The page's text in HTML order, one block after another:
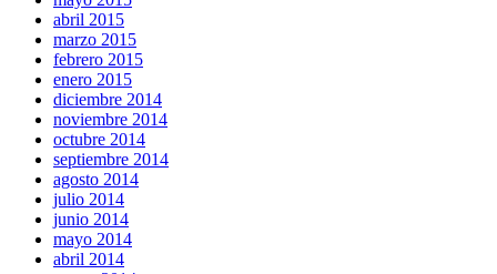
abril 2015
marzo 2015
febrero 2015
enero 2015
diciembre 2014
noviembre 2014
octubre 2014
septiembre 2014
agosto 2014
julio 2014
junio 2014
mayo 2014
abril 2014